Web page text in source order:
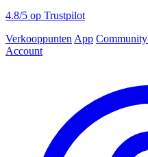
4.8/5 op Trustpilot
Verkooppunten App Community
Account